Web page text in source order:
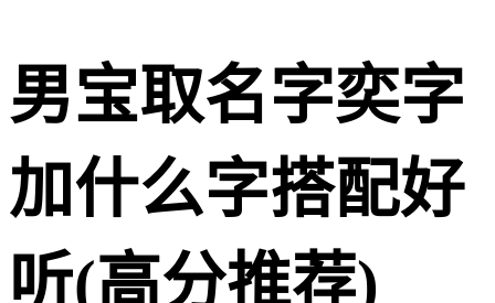
男宝取名字奕字
加什么字搭配好
听(高分推荐)